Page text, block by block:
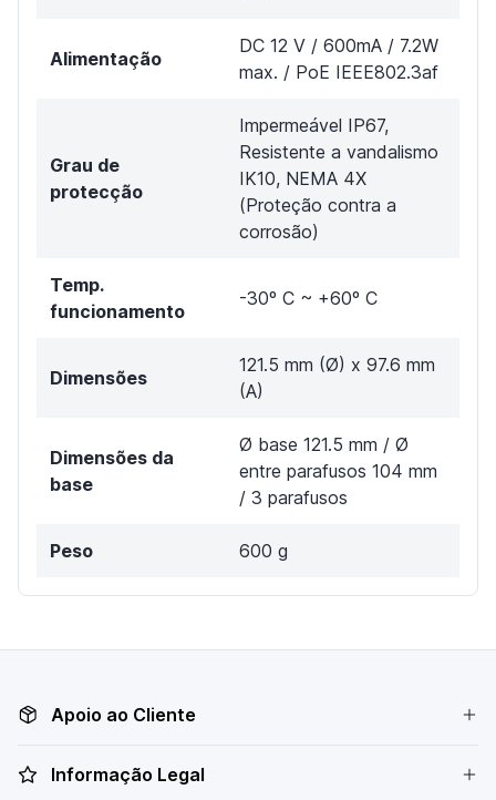
Alimentação
DC 12 V / 600mA / 7.2W
max. / PoE IEEE802.3af
Grau de
protecção
Impermeável IP67,
Resistente a vandalismo
IK10, NEMA 4X
(Proteção contra a
corrosão)
Temp.
funcionamento
-30º C ~ +60º C
Dimensões
121.5 mm (Ø) x 97.6 mm
(A)
Dimensões da
base
Ø base 121.5 mm / Ø
entre parafusos 104 mm
/ 3 parafusos
Peso 600 g
Apoio ao Cliente
Informação Legal